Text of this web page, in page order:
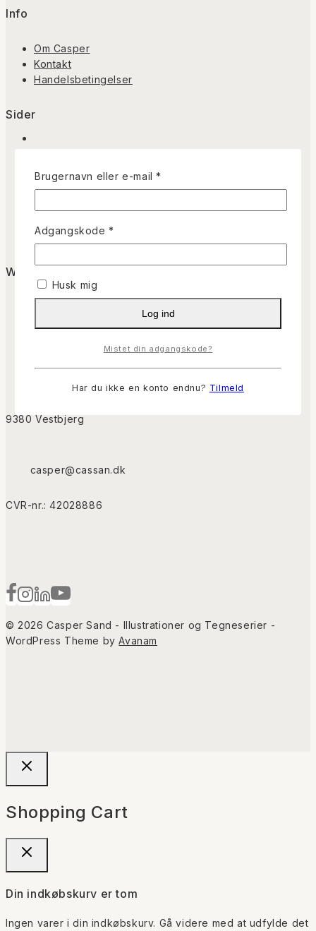
Info
Om Casper
Kontakt
Handelsbetingelser
Sider
Tegneserier
Illustrationer
Blog
Webshop
Min Konto
Gå til Kassen
9380 Vestbjerg
casper@cassan.dk
CVR-nr.: 42028886
© 2026 Casper Sand - Illustrationer og Tegneserier -
WordPress Theme byAvanam
Brugernavn eller e-mail*
Adgangskode*
Husk mig
Log ind
Mistet din adgangskode?
Har du ikke en konto endnu? Tilmeld
Shopping Cart
Din indkøbskurv er tom
Ingen varer i din indkøbskurv. Gå videre med at udfylde det